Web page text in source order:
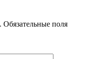
Обязательные поля